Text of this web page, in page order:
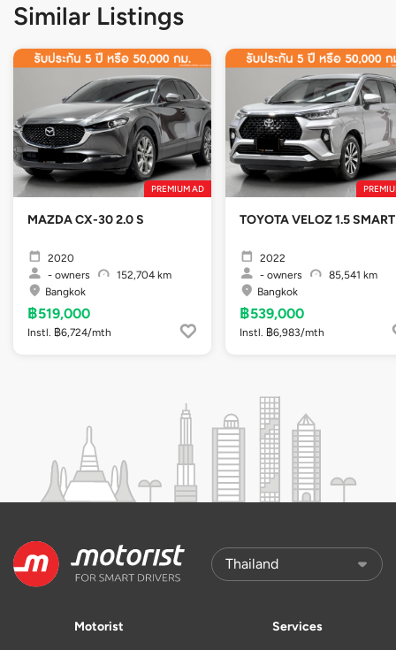
Similar Listings
PREMIUM AD
MAZDA CX-30 2.0 S
2020
- owners
152,704 km
Bangkok
฿519,000
Instl. ฿6,724/mth
TOYOTA VELOZ 1.5 SMART
2022
- owners
85,541 km
Bangkok
฿539,000
Instl. ฿6,983/mth
Motorist Services